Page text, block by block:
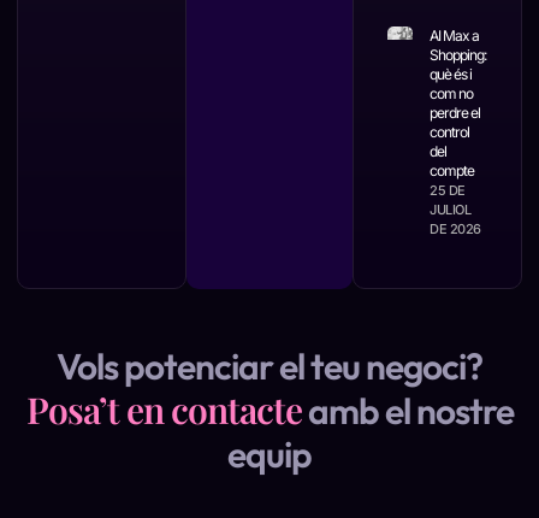
AI Max a
Shopping:
què és i
com no
perdre el
control
del
compte
25 DE
JULIOL
DE 2026
Vols potenciar el teu negoci?
Posa’t en contacteamb el nostre
equip